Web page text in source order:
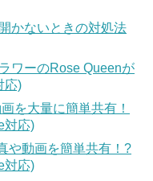
かないときの対処法
ワーのRose Queenが
応)
を大量に簡単共有！
対応)
や動画を簡単共有！?
対応)